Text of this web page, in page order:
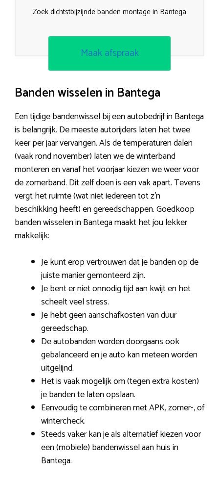
Zoek dichtstbijzijnde banden montage in Bantega
Maak afspraak
Banden wisselen in Bantega
Een tijdige bandenwissel bij een autobedrijf in Bantega
is belangrijk. De meeste autorijders laten het twee
keer per jaar vervangen. Als de temperaturen dalen
(vaak rond november) laten we de winterband
monteren en vanaf het voorjaar kiezen we weer voor
de zomerband. Dit zelf doen is een vak apart. Tevens
vergt het ruimte (wat niet iedereen tot z’n
beschikking heeft) en gereedschappen. Goedkoop
banden wisselen in Bantega maakt het jou lekker
makkelijk:
Je kunt erop vertrouwen dat je banden op de
juiste manier gemonteerd zijn.
Je bent er niet onnodig tijd aan kwijt en het
scheelt veel stress.
Je hebt geen aanschafkosten van duur
gereedschap.
De autobanden worden doorgaans ook
gebalanceerd en je auto kan meteen worden
uitgelijnd.
Het is vaak mogelijk om (tegen extra kosten)
je banden te laten opslaan.
Eenvoudig te combineren met APK, zomer-, of
wintercheck.
Steeds vaker kan je als alternatief kiezen voor
een (mobiele) bandenwissel aan huis in
Bantega.